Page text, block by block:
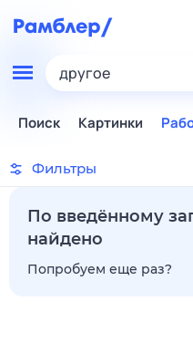
другое
Поиск Картинки
Фильтры
По введённому
найдено
Попробуем еще раз?